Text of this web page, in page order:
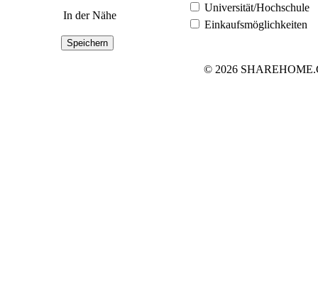
In der Nähe
Universität/Hochschule
Einkaufsmöglichkeiten
© 2026